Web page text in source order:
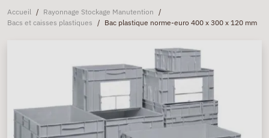
Accueil / Rayonnage Stockage Manutention /
Bacs et caisses plastiques / Bac plastique norme-euro 400 x 300 x 120 mm